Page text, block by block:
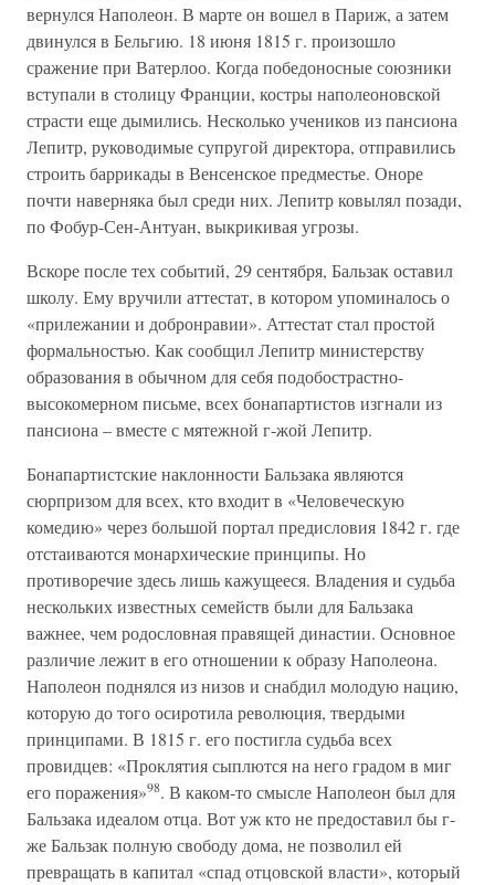
вернулся Наполеон. В марте он вошел в Париж, а затем
двинулся в Бельгию. 18 июня 1815 г. произошло
сражение при Ватерлоо. Когда победоносные союзники
вступали в столицу Франции, костры наполеоновской
страсти еще дымились. Несколько учеников из пансиона
Лепитр, руководимые супругой директора, отправились
строить баррикады в Венсенское предместье. Оноре
почти наверняка был среди них. Лепитр ковылял позади,
по Фобур-Сен-Антуан, выкрикивая угрозы.
Вскоре после тех событий, 29 сентября, Бальзак оставил
школу. Ему вручили аттестат, в котором упоминалось о
«прилежании и добронравии». Аттестат стал простой
формальностью. Как сообщил Лепитр министерству
образования в обычном для себя подобострастно-
высокомерном письме, всех бонапартистов изгнали из
пансиона – вместе с мятежной г-жой Лепитр.
Бонапартистские наклонности Бальзака являются
сюрпризом для всех, кто входит в «Человеческую
комедию» через большой портал предисловия 1842 г. где
отстаиваются монархические принципы. Но
противоречие здесь лишь кажущееся. Владения и судьба
нескольких известных семейств были для Бальзака
важнее, чем родословная правящей династии. Основное
различие лежит в его отношении к образу Наполеона.
Наполеон поднялся из низов и снабдил молодую нацию,
которую до того осиротила революция, твердыми
принципами. В 1815 г. его постигла судьба всех
провидцев: «Проклятия сыплются на него градом в миг
его поражения»98. В каком-то смысле Наполеон был для
Бальзака идеалом отца. Вот уж кто не предоставил бы г-
же Бальзак полную свободу дома, не позволил ей
превращать в капитал «спад отцовской власти», который